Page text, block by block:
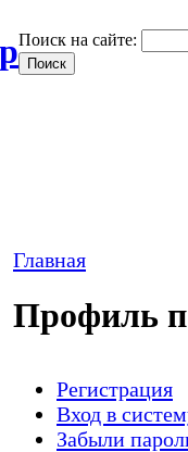
Поиск на сайте:
Главная
Профиль
Регистрация
Вход в
Забыли